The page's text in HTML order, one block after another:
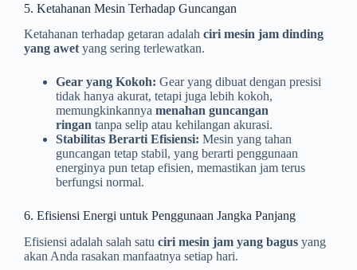
5. Ketahanan Mesin Terhadap Guncangan
Ketahanan terhadap getaran adalah ciri mesin jam dinding
yang awet yang sering terlewatkan.
Gear yang Kokoh: Gear yang dibuat dengan presisi
tidak hanya akurat, tetapi juga lebih kokoh,
memungkinkannya menahan guncangan
ringan tanpa selip atau kehilangan akurasi.
Stabilitas Berarti Efisiensi: Mesin yang tahan
guncangan tetap stabil, yang berarti penggunaan
energinya pun tetap efisien, memastikan jam terus
berfungsi normal.
6. Efisiensi Energi untuk Penggunaan Jangka Panjang
Efisiensi adalah salah satu ciri mesin jam yang bagus yang
akan Anda rasakan manfaatnya setiap hari.